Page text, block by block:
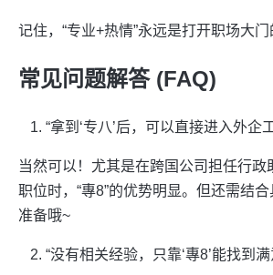
记住，“专业+热情”永远是打开职场大门
常见问题解答 (FAQ)
“拿到‘专八’后，可以直接进入外企
当然可以！尤其是在跨国公司担任行政
职位时，“專8”的优势明显。但还需结
准备哦~
“没有相关经验，只靠‘專8’能找到